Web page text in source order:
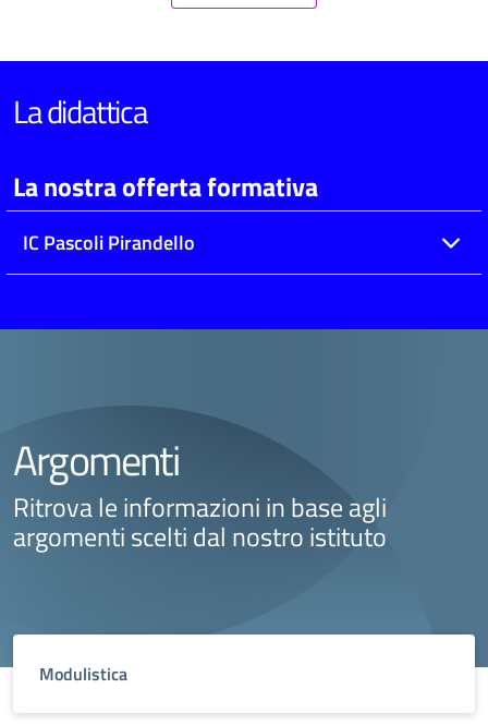
La didattica
La nostra offerta formativa
IC Pascoli Pirandello
Argomenti
Ritrova le informazioni in base agli
argomenti scelti dal nostro istituto
Modulistica